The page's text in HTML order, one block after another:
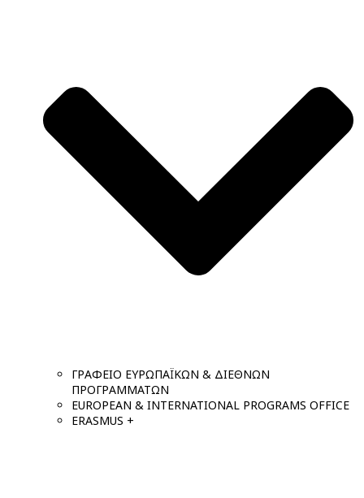
ΓΡΑΦΕΙΟ ΕΥΡΩΠΑΪΚΩΝ & ΔΙΕΘΝΩΝ
ΠΡΟΓΡΑΜΜΑΤΩΝ
EUROPEAN & INTERNATIONAL PROGRAMS OFFICE
ERASMUS +